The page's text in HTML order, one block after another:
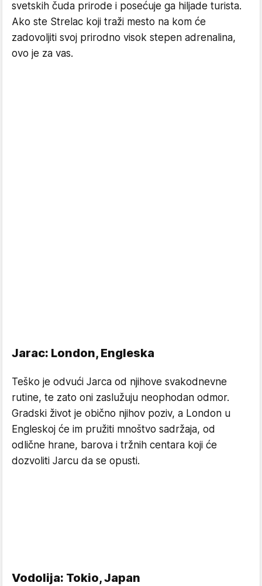
svetskih čuda prirode i posećuje ga hiljade turista.
Ako ste Strelac koji traži mesto na kom će
zadovoljiti svoj prirodno visok stepen adrenalina,
ovo je za vas.
Jarac: London, Engleska
Teško je odvući Jarca od njihove svakodnevne
rutine, te zato oni zaslužuju neophodan odmor.
Gradski život je obično njihov poziv, a London u
Engleskoj će im pružiti mnoštvo sadržaja, od
odlične hrane, barova i tržnih centara koji će
dozvoliti Jarcu da se opusti.
Vodolija: Tokio, Japan